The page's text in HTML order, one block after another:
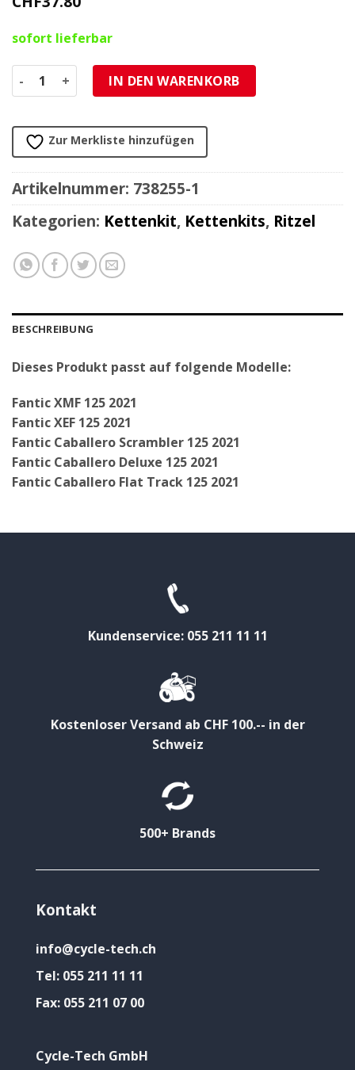
sofort lieferbar
Ritzel 428/14Z Fantic XMF 125 / XEF 125 / Caballero 125
IN DEN WARENKORB
Zur Merkliste hinzufügen
Artikelnummer: 738255-1
Kategorien: Kettenkit, Kettenkits, Ritzel
BESCHREIBUNG
Dieses Produkt passt auf folgende Modelle:
Fantic XMF 125 2021
Fantic XEF 125 2021
Fantic Caballero Scrambler 125 2021
Fantic Caballero Deluxe 125 2021
Fantic Caballero Flat Track 125 2021
Kundenservice: 055 211 11 11
Kostenloser Versand ab CHF 100.-- in der
Schweiz
500+ Brands
Kontakt
info@cycle-tech.ch
Tel: 055 211 11 11
Fax: 055 211 07 00
Cycle-Tech GmbH